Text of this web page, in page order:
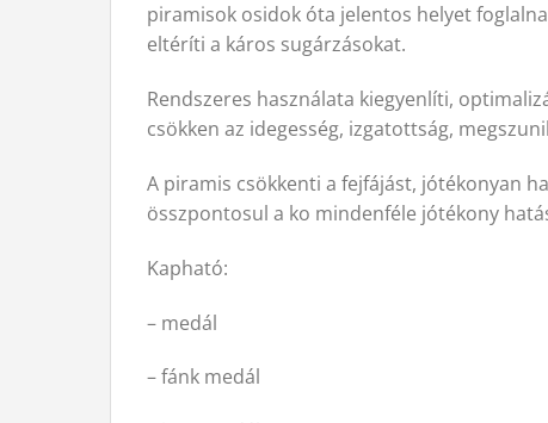
piramisok osidok óta jelentos helyet
eltéríti a káros sugárzásokat.
Rendszeres használata kiegyenlíti,
csökken az idegesség, izgatottság,
A piramis csökkenti a fejfájást, jótékonyan
összpontosul a ko mindenféle jótékony
Kapható:
– medál
– fánk medál